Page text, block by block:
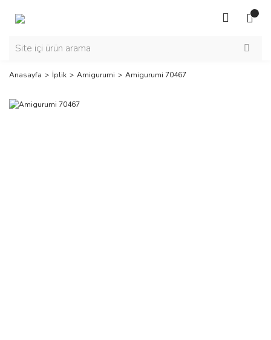
Anasayfa İplik Amigurumi Amigurumi 70467